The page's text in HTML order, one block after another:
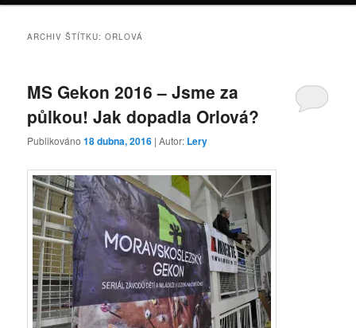
ARCHIV ŠTÍTKU:ORLOVÁ
MS Gekon 2016 – Jsme za
půlkou! Jak dopadla Orlová?
Publikováno18 dubna, 2016 | Autor: Lery